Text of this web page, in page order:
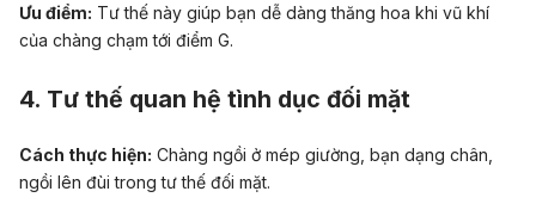
Ưu điểm: Tư thế này giúp bạn dễ dàng thăng hoa khi vũ khí
của chàng chạm tới điểm G.
4. Tư thế quan hệ tình dục đối mặt
Cách thực hiện: Chàng ngồi ở mép giường, bạn dạng chân,
ngồi lên đùi trong tư thế đối mặt.